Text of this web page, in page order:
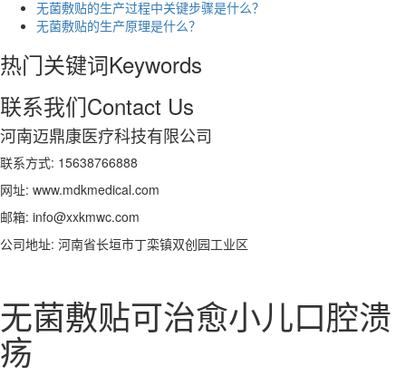
无菌敷贴的生产过程中关键步骤是什么？
无菌敷贴的生产原理是什么？
热门关键词Keywords
联系我们Contact Us
河南迈鼎康医疗科技有限公司
联系方式: 15638766888
网址: www.mdkmedical.com
邮箱: info@xxkmwc.com
公司地址: 河南省长垣市丁栾镇双创园工业区
无菌敷贴可治愈小儿口腔溃
疡